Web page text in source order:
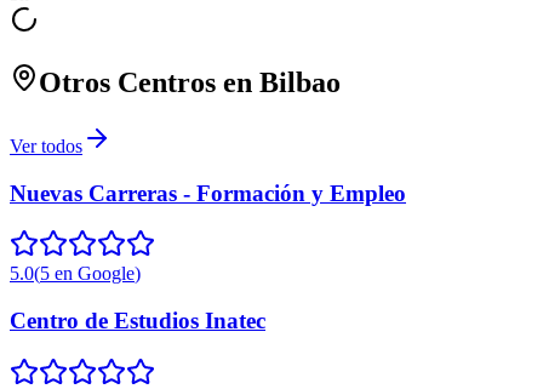
Otros Centros en Bilbao
Ver todos
Nuevas Carreras - Formación y Empleo
5.0(5 en Google)
Centro de Estudios Inatec